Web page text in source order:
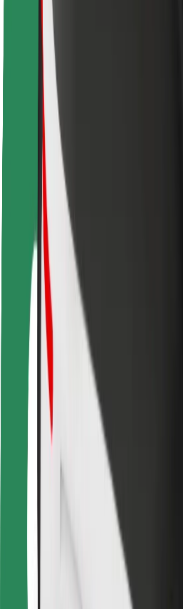
Byer
Flyplasser
Bolt-ladestasjoner
Brukerstøtte
For passasjerer
For sjåfører
For leveringsbud
Bolt Food
For flåteeiere
For restauranter
Bolt for Business
Annet
Leverandører
Vilkår og betingelser
Informasjonskapsler
Få en tur på minutter!
Last ned Bolt-appen